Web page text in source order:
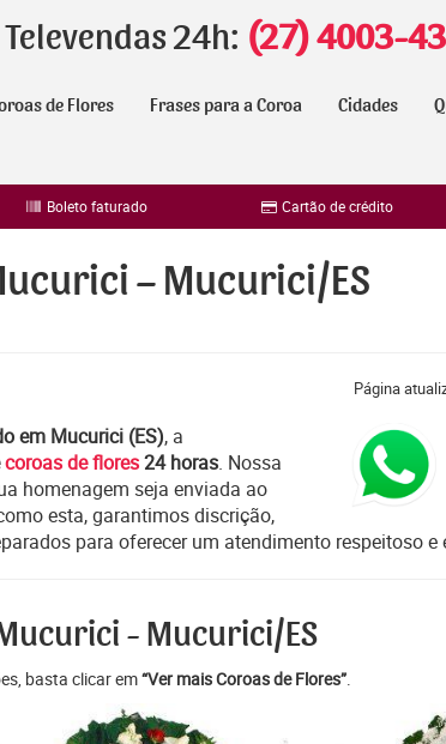
Televendas 24h: (27) 4003-
de Flores Frases para a Coroa Cidades
Boleto faturado Cartão de crédito
– Mucurici/ES
Página
em Mucurici (ES), a
coroas de flores24 horas. Nossa
homenagem seja enviada ao
esta, garantimos discrição,
para oferecer um atendimento respeitoso e
- Mucurici/ES
basta clicar em“Ver mais Coroas de Flores”.